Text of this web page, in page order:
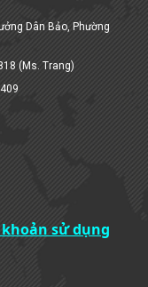
Dân Bảo, Phường
(Ms. Trang)
sử dụng